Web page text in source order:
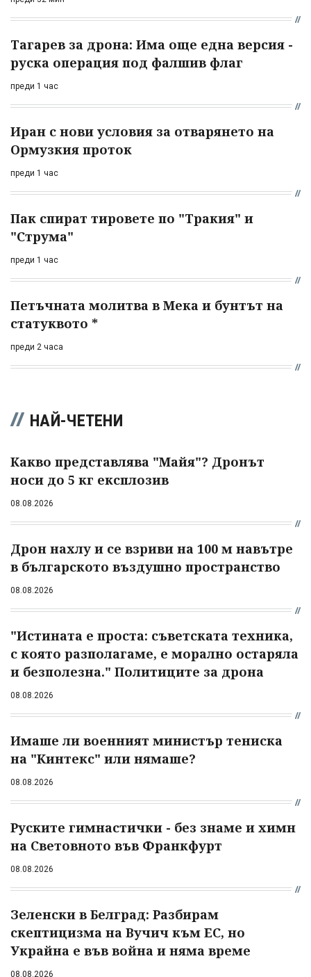
Тагарев за дрона: Има още една версия -
руска операция под фалшив флаг
преди 1 час
Иран с нови условия за отварянето на
Ормузкия проток
преди 1 час
Пак спират тировете по "Тракия" и
"Струма"
преди 1 час
Петъчната молитва в Мека и бунтът на
статуквото *
преди 2 часа
НАЙ-ЧЕТЕНИ
Какво представлява "Майя"? Дронът
носи до 5 кг експлозив
08.08.2026
Дрон нахлу и се взриви на 100 м навътре
в българското въздушно пространство
08.08.2026
"Истината е проста: съветската техника,
с която разполагаме, е морално остаряла
и безполезна." Политиците за дрона
08.08.2026
Имаше ли военният министър тениска
на "Кинтекс" или нямаше?
08.08.2026
Руските гимнастички - без знаме и химн
на Световното във Франкфурт
08.08.2026
Зеленски в Белград: Разбирам
скептицизма на Вучич към ЕС, но
Украйна е във война и няма време
08.08.2026